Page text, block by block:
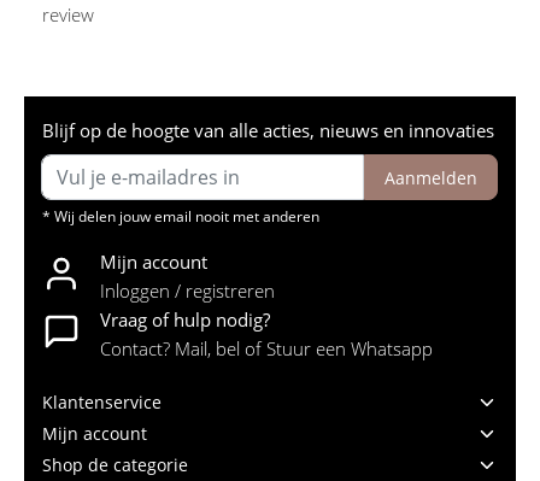
review
Blijf op de hoogte van alle acties, nieuws en innovaties
Aanmelden
* Wij delen jouw email nooit met anderen
Mijn account
Inloggen / registreren
Vraag of hulp nodig?
Contact? Mail, bel of Stuur een Whatsapp
Klantenservice
Mijn account
Shop de categorie